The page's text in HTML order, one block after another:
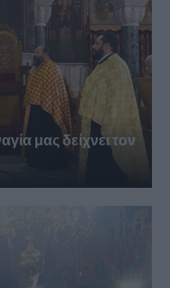
μας δείχνει τον